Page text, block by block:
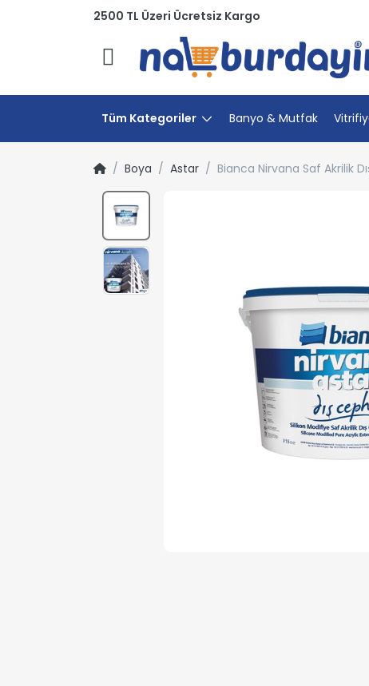
2500 TL Üzeri Ücretsiz Kargo
Menü
Tüm Kategoriler Banyo & Mutfak
Boya Astar Bianca Nirvana Saf Akrilik